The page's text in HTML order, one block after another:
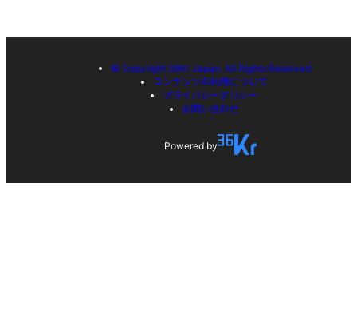
© Copyright 36Kr Japan, All Rights Reserved
コンテンツの利用について
プライバシーポリシー
お問い合わせ
Powered by